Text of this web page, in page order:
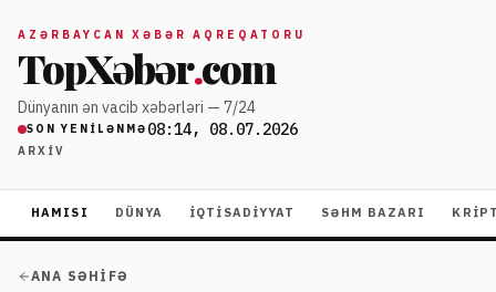
AZƏRBAYCAN XƏBƏR AQREQATORU
TopXəbər.com
Dünyanın ən vacib xəbərləri — 7/24
SON YENILƏNMƏ 08:14, 08.07.2026
ARXIV
HAMISI DÜNYA İQTISADIYYAT SƏHM BAZARI
ANA SƏHIFƏ